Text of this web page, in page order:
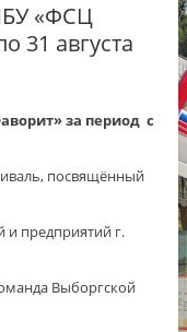
«ФСЦ
31 августа
за период с
посвящённый
и предприятий г.
Выборгской